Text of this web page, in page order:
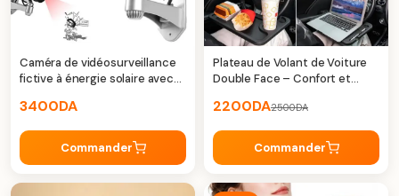
Caméra de vidéosurveillance
fictive à énergie solaire avec
3400DA
Commander
Plateau de Volant de Voiture
Double Face – Confort et
2200DA2500DA
Commander